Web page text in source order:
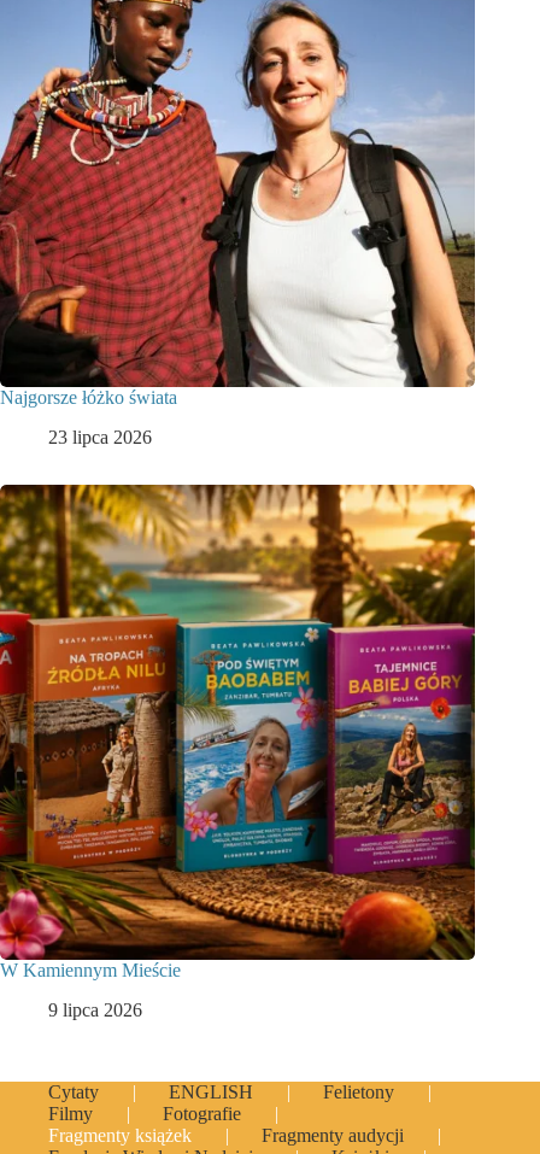
Najgorsze łóżko świata
23 lipca 2026
W Kamiennym Mieście
9 lipca 2026
Cytaty ENGLISH
Felietony
Filmy
Fotografie
Fragmenty książek
Fragmenty audycji